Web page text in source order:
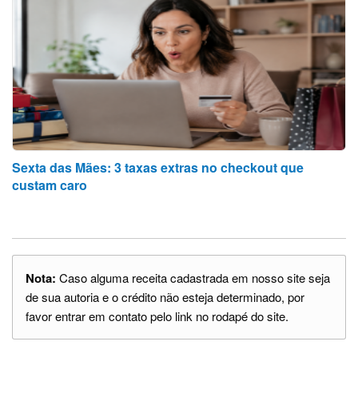
Sexta das Mães: 3 taxas extras no checkout que
custam caro
Nota: Caso alguma receita cadastrada em nosso site seja
de sua autoria e o crédito não esteja determinado, por
favor entrar em contato pelo link no rodapé do site.